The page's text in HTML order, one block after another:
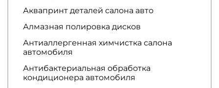
Аквапринт деталей салона авто
Алмазная полировка дисков
Антиаллергенная химчистка салона
автомобиля
Антибактериальная обработка
кондиционера автомобиля